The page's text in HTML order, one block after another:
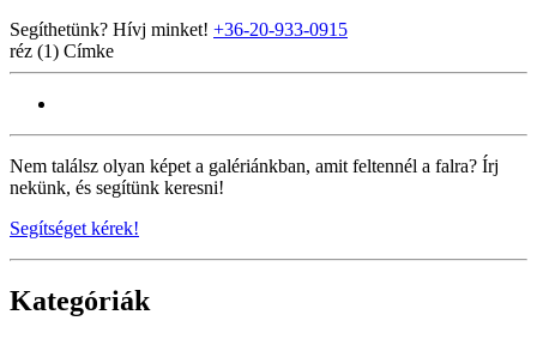
Segíthetünk? Hívj minket! +36-20-933-0915
réz (1) Címke
Nem találsz olyan képet a galériánkban, amit feltennél a falra? Írj
nekünk, és segítünk keresni!
Segítséget kérek!
Kategóriák